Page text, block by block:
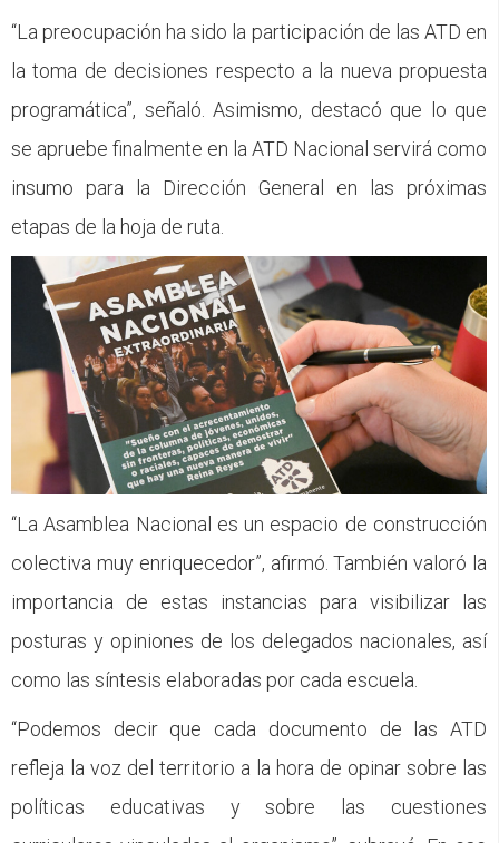
“La preocupación ha sido la participación de las ATD en
la toma de decisiones respecto a la nueva propuesta
programática”, señaló. Asimismo, destacó que lo que
se apruebe finalmente en la ATD Nacional servirá como
insumo para la Dirección General en las próximas
etapas de la hoja de ruta.
“La Asamblea Nacional es un espacio de construcción
colectiva muy enriquecedor”, afirmó. También valoró la
importancia de estas instancias para visibilizar las
posturas y opiniones de los delegados nacionales, así
como las síntesis elaboradas por cada escuela.
“Podemos decir que cada documento de las ATD
refleja la voz del territorio a la hora de opinar sobre las
políticas educativas y sobre las cuestiones